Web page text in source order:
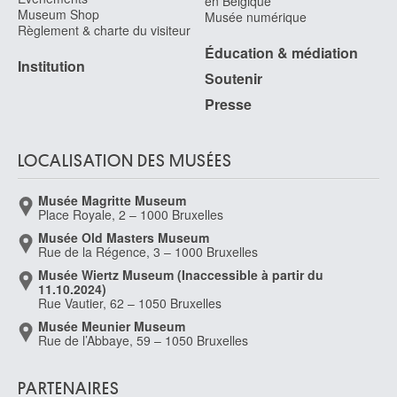
Leyde (Pays-Bas) 1606 - Amsterdam (Pays-Bas) 1669
Renard Raymond
Calvenzano (Italie) 1575 - Bologne (Italie) 1642
(France) 1919
Cour-Cheverny (France) 1845 - Paris (France) 1924
Restout Jean
Rouen (France) 1692 - Paris 1768
Restout Marc-Antoine
Caen (France) 1616 - 1684
Rets Jean
Saint-Denis / Paris (France) 1910 - Liège 1998
Eeklo 1933
Museum Shop
Règlement & charte du visiteur
Institution
Musée numérique
Éducation & médiation
Soutenir
Presse
LOCALISATION DES MUSÉES
Musée Magritte Museum
Place Royale, 2 – 1000 Bruxelles
Musée Old Masters Museum
Rue de la Régence, 3 – 1000 Bruxelles
Musée Wiertz Museum (Inaccessible à partir du
11.10.2024)
Rue Vautier, 62 – 1050 Bruxelles
Musée Meunier Museum
Rue de l’Abbaye, 59 – 1050 Bruxelles
PARTENAIRES